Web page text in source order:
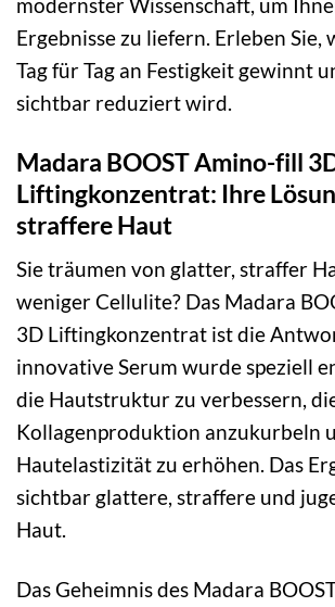
Ergebnisse zu liefern. Erleben Sie,
Tag für Tag an Festigkeit gewinnt
sichtbar reduziert wird.
Madara BOOST Amino-fill
Liftingkonzentrat: Ihre
straffere Haut
Sie träumen von glatter, straffer
weniger Cellulite? Das Madara
3D Liftingkonzentrat ist die
innovative Serum wurde speziell
die Hautstruktur zu verbessern,
Kollagenproduktion anzukurbeln
Hautelastizität zu erhöhen. Das
sichtbar glattere, straffere und
Haut.
Das Geheimnis des Madara